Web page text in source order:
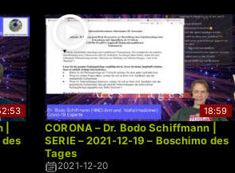
des
18:59
CORONA – Dr. Bodo Schiffmann |
SERIE – 2021-12-19 – Boschimo des
Tages
2021-12-20